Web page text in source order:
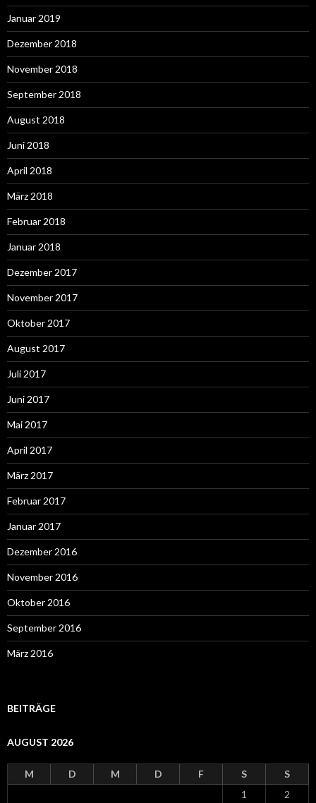
Januar 2019
Dezember 2018
November 2018
September 2018
August 2018
Juni 2018
April 2018
März 2018
Februar 2018
Januar 2018
Dezember 2017
November 2017
Oktober 2017
August 2017
Juli 2017
Juni 2017
Mai 2017
April 2017
März 2017
Februar 2017
Januar 2017
Dezember 2016
November 2016
Oktober 2016
September 2016
März 2016
BEITRÄGE
AUGUST 2026
M D M D F S
S
1
2